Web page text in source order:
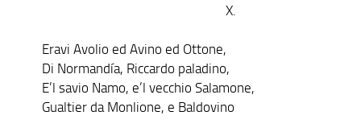
X.
Eravi Avolio ed Avino ed Ottone,
Di Normandía, Riccardo paladino,
E’l savio Namo, e’l vecchio Salamone,
Gualtier da Monlione, e Baldovino